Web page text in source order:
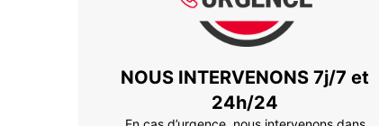
NOUS INTERVENONS 7j/7 et
24h/24